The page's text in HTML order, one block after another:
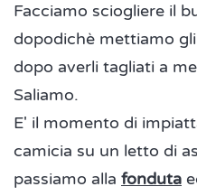
Facciamo sciogliere il
dopodichè mettiamo
dopo averli tagliati a
Saliamo.
E' il momento di
camicia su un letto di
passiamo alla fonduta